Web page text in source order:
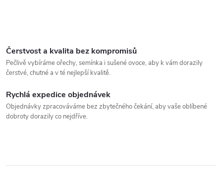
Čerstvost a kvalita bez kompromisů
Pečlivě vybíráme ořechy, semínka i sušené ovoce, aby k vám dorazily
čerstvé, chutné a v té nejlepší kvalitě.
Rychlá expedice objednávek
Objednávky zpracováváme bez zbytečného čekání, aby vaše oblíbené
dobroty dorazily co nejdříve.